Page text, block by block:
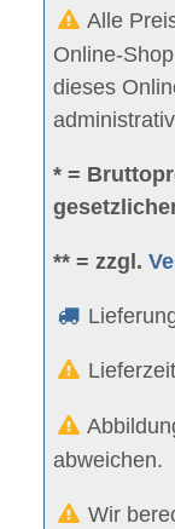
Alle
Online-
dieses
* =
** = zzgl.
abweichen.
Wir